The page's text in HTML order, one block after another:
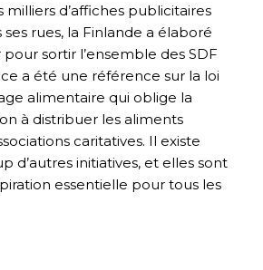
milliers d’affiches publicitaires
rues, la Finlande a élaboré
sortir l’ensemble des SDF
a été une référence sur la loi
alimentaire qui oblige la
à distribuer les aliments
caritatives. Il existe
d’autres initiatives, et elles sont
essentielle pour tous les